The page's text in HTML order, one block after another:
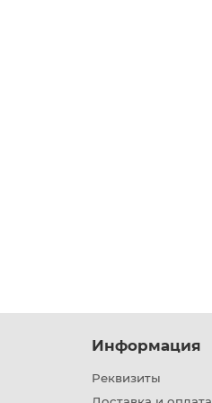
Информация
Реквизиты